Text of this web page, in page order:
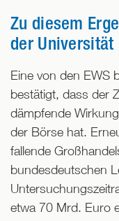
Zu diesem
der Universität
Eine von den EWS
bestätigt, dass der
dämpfende
der Börse hat.
fallende
bundesdeutschen
etwa 70 Mrd. Euro